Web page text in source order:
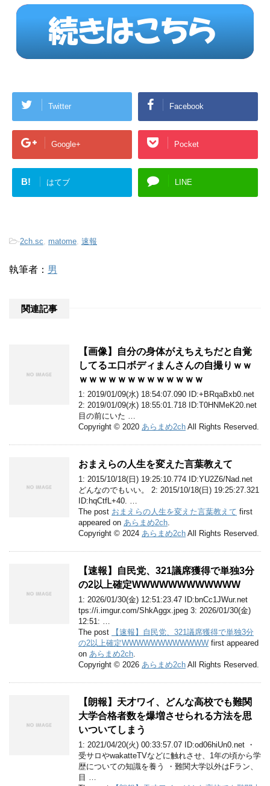
Twitter Facebook
Google+ Pocket
B! はてブ LINE
-2ch.sc matome 速報
執筆者： 男
関連記事
【画像】自分の身体がえちえちだと自覚
してるエ口ボディまんさんの自撮りｗｗ
ｗｗｗｗｗｗｗｗｗｗｗｗｗ
1: 2019/01/09(水) 18:54:07.090 ID:+BRqaBxb0.net
2: 2019/01/09(水) 18:55:01.718 ID:T0HNMeK20.net
目の前にいた …
Copyright © 2020 あらまめ2ch All Rights Reserved.
おまえらの人生を変えた言葉教えて
1: 2015/10/18(日) 19:25:10.774 ID:YU2Z6/Nad.net
どんなのでもいい。 2: 2015/10/18(日) 19:25:27.321
ID:hqCtfL+40. …
The post おまえらの人生を変えた言葉教えて first
appeared on あらまめ2ch
Copyright © 2024 あらまめ2ch All Rights Reserved.
【速報】自民党、321議席獲得で単独3分
の2以上確定WWWWWWWWWWWW
1: 2026/01/30(金) 12:51:23.47 ID:bnCc1JWur.net
tps://i.imgur.com/ShkAggx.jpeg 3: 2026/01/30(金)
12:51: …
The post
【速報】自民党、321議席獲得で単独3分
の2以上確定WWWWWWWWWWWW first appeared
on あらまめ2ch
Copyright © 2026 あらまめ2ch All Rights Reserved.
【朗報】天才ワイ、どんな高校でも難関
大学合格者数を爆増させられる方法を思
いついてしまう
1: 2021/04/20(火) 00:33:57.07 ID:od06hiUn0.net ・
受サロやwakatteTVなどに触れさせ、1年の頃から学
歴についての知識を養う ・難関大学以外はFラン、
目 …